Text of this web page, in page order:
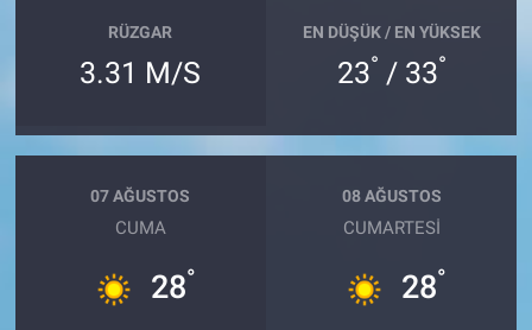
RÜZGAR
3.31 M/S
EN DÜŞÜK / EN YÜKSEK
23° / 33°
07 AĞUSTOS
CUMA
28°
08 AĞUSTOS
CUMARTESI
28°